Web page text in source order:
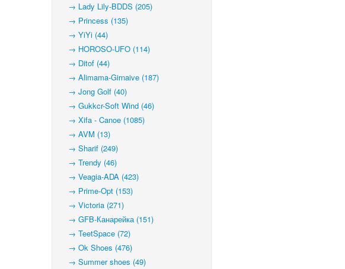
→ Lady Lily-BDDS (205)
→ Princess (135)
→ YiYi (44)
→ HOROSO-UFO (114)
→ Ditof (44)
→ Alimama-Girnaive (187)
→ Jong Golf (40)
→ Gukkcr-Soft Wind (46)
→ Xifa - Canoe (1085)
→ AVM (13)
→ Sharif (249)
→ Trendy (46)
→ Veagia-ADA (423)
→ Prime-Opt (153)
→ Victoria (271)
→ GFB-Канарейка (151)
→ TeetSpace (72)
→ Ok Shoes (476)
→ Summer shoes (49)